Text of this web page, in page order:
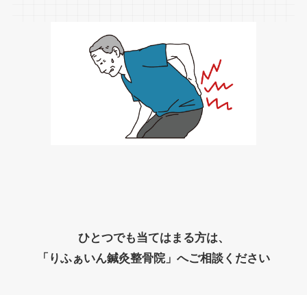
ひとつでも当てはまる方は、
「りふぁいん鍼灸整骨院」へご相談ください